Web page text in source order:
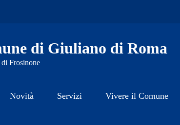
di Giuliano di Roma
Frosinone
Novità Servizi Vivere il Comune